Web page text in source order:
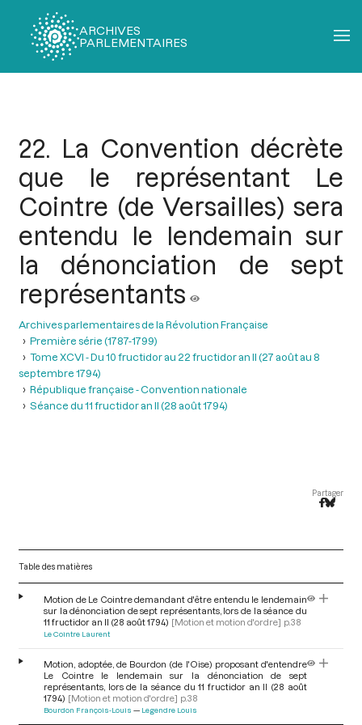
ARCHIVES
PARLEMENTAIRES
22. La Convention décrète
que le représentant Le
Cointre (de Versailles) sera
entendu le lendemain sur
la dénonciation de sept
représentants
Archives parlementaires de la Révolution Française
Première série (1787-1799)
Tome XCVI - Du 10 fructidor au 22 fructidor an II (27 août au 8
septembre 1794)
République française - Convention nationale
Séance du 11 fructidor an II (28 août 1794)
Partager
Table des matières
Motion de Le Cointre demandant d'être entendu le lendemain
sur la dénonciation de sept représentants, lors de la séance du
11 fructidor an II (28 août 1794) [Motion et motion d'ordre] p.38
Le Cointre Laurent
Motion, adoptée, de Bourdon (de l'Oise) proposant d'entendre
Le Cointre le lendemain sur la dénonciation de sept
représentants, lors de la séance du 11 fructidor an II (28 août
1794) [Motion et motion d'ordre] p.38
Bourdon François-Louis Legendre Louis